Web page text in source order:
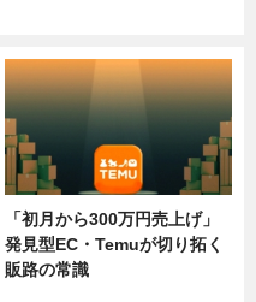
「初月から300万円売上げ」
発見型EC・Temuが切り拓く
販路の常識